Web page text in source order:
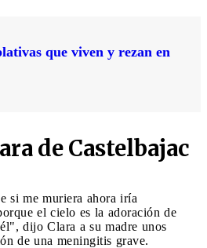
que viven y rezan en
de Castelbajac
si me muriera ahora iría
el cielo es la adoración de
dijo Clara a su madre unos
de una meningitis grave.